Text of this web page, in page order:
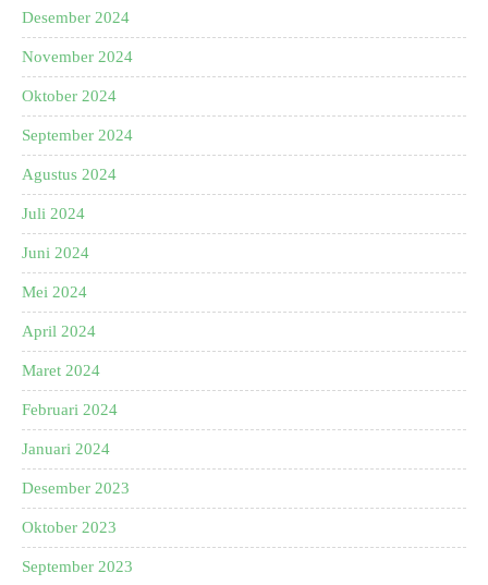
Desember 2024
November 2024
Oktober 2024
September 2024
Agustus 2024
Juli 2024
Juni 2024
Mei 2024
April 2024
Maret 2024
Februari 2024
Januari 2024
Desember 2023
Oktober 2023
September 2023